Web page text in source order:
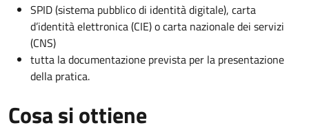
SPID (sistema pubblico di identità digitale), carta
d’identità elettronica (CIE) o carta nazionale dei servizi
(CNS)
tutta la documentazione prevista per la presentazione
della pratica.
Cosa si ottiene